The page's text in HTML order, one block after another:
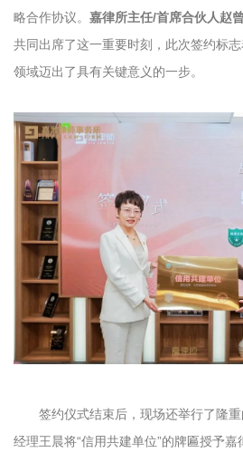
略合作协议。 嘉律所主任/首席合伙人赵
共同出席了这一重要时刻，此次签约标
领域迈出了具有关键意义的一步。
签约仪式结束后，现场还举行了隆
经理王晨将“信用共建单位”的牌匾授予嘉